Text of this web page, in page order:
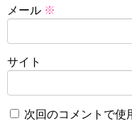
メール ※
サイト
次回のコメントで使